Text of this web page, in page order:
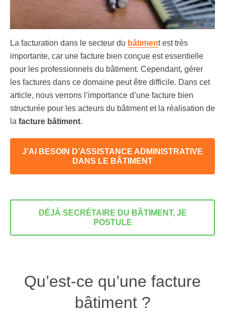
La facturation dans le secteur du bâtiment est très
importante, car une facture bien conçue est essentielle
pour les professionnels du bâtiment. Cependant, gérer
les factures dans ce domaine peut être difficile. Dans cet
article, nous verrons l’importance d’une facture bien
structurée pour les acteurs du bâtiment et la réalisation de
la facture bâtiment.
J’AI BESOIN D’ASSISTANCE ADMINISTRATIVE
DANS LE BÂTIMENT
DÉJÀ SECRÉTAIRE DU BÂTIMENT, JE
POSTULE
Qu’est-ce qu’une facture
bâtiment ?